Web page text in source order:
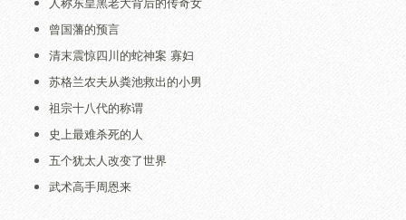
曾国藩的预言
清末震惊四川的蛇神案 寡妇
苏格兰农夫从粪池救出的小男
祖宗十八代的称谓
史上最难杀死的人
五个犹太人改变了世界
武术高手周恩来